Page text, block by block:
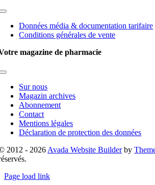
Toggle
NavigationDonnées média & documentation tarifaire
Conditions générales de vente
magazine de pharmacie
Toggle
NavigationSur nous
Magazin archives
Abonnement
Contact
Mentions légales
Déclaration de protection des données
2012 - 2026 Avada Website Builderby
Page load link